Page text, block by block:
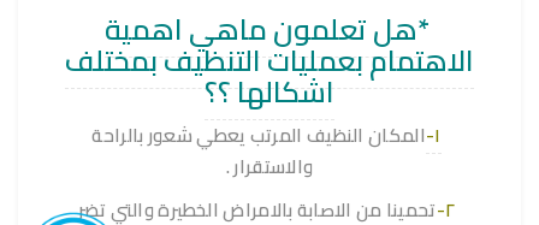
*هل تعلمون ماهي اهمية
الاهتمام بعمليات التنظيف بمختلف
اشكالها ؟؟
١- المكان النظيف المرتب يعطي شعور بالراحة
والاستقرار .
٢- تحمينا من الاصابة بالامراض الخطيرة والتي تضر